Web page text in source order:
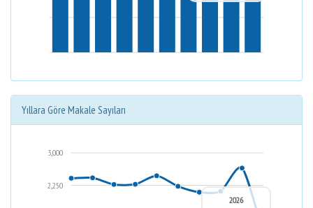
Yıllara Göre Makale Sayıları
2,250
3,000
2026